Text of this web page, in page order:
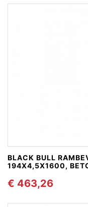
BLACK BULL
194X4,5X1600,
€ 463,26